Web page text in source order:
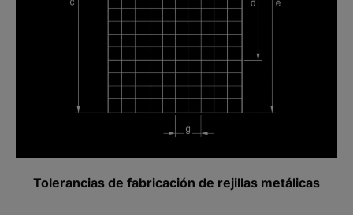
Tolerancias de fabricación de rejillas metálicas